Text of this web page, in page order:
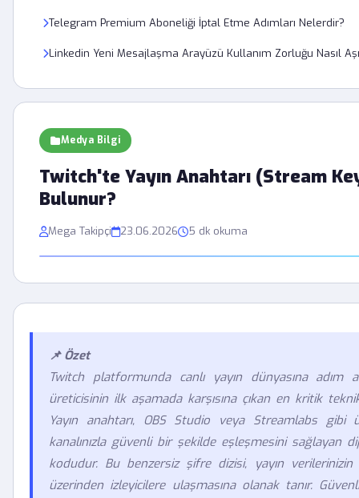
Medya Bilgi
Twitch'te Yayın Anahtarı (Stream
Bulunur?
Mega Takipçi 23.06.2026 5 dk okuma
📌 Özet
Twitch platformunda canlı yayın dünyasına
üreticisinin ilk aşamada karşısına çıkan en kritik
Yayın anahtarı, OBS Studio veya Streamlabs gibi
kanalınızla güvenli bir şekilde eşleşmesini sağlayan
kodudur. Bu benzersiz şifre dizisi, yayın verilerinizin
üzerinden izleyicilere ulaşmasına olanak tanır.
Telegram Premium Aboneliği İptal Etme Adımları Nelerdir?
Linkedin Yeni Mesajlaşma Arayüzü Kullanım Zorluğu Nasıl